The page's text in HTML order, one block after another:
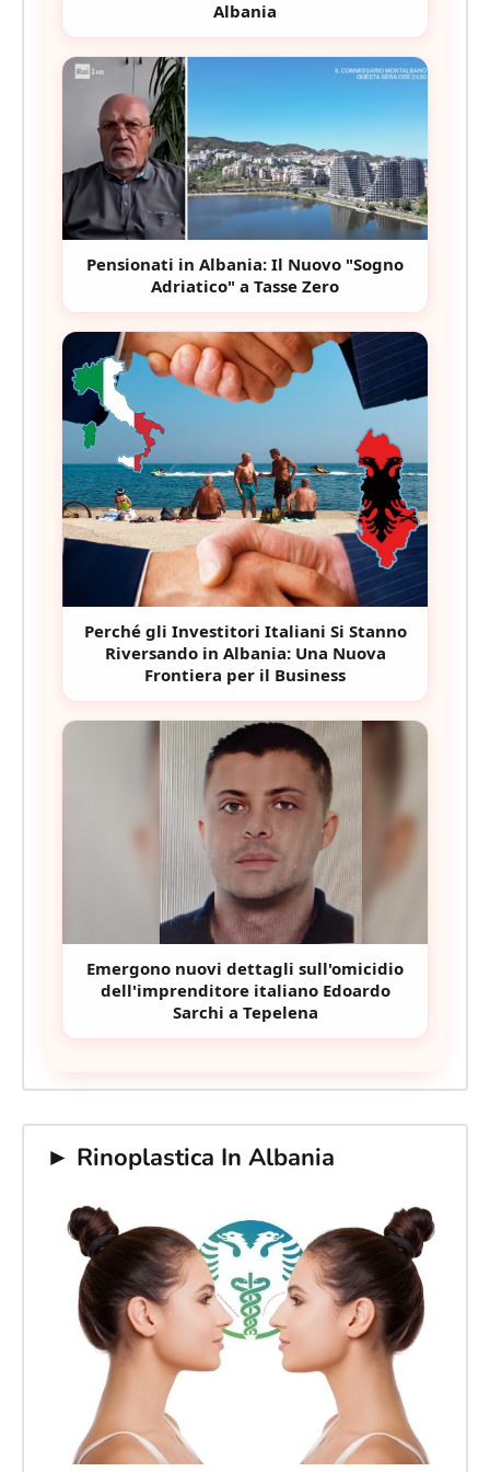
Albania
Pensionati in Albania: Il Nuovo "Sogno
Adriatico" a Tasse Zero
Perché gli Investitori Italiani Si Stanno
Riversando in Albania: Una Nuova
Frontiera per il Business
Emergono nuovi dettagli sull'omicidio
dell'imprenditore italiano Edoardo
Sarchi a Tepelena
► Rinoplastica In Albania